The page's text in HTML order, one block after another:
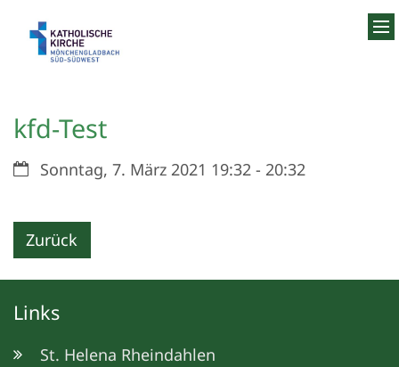
kfd-Test
Datum:Sonntag, 7. März 2021 19:32 - 20:32
Zurück
Links
St. Helena Rheindahlen